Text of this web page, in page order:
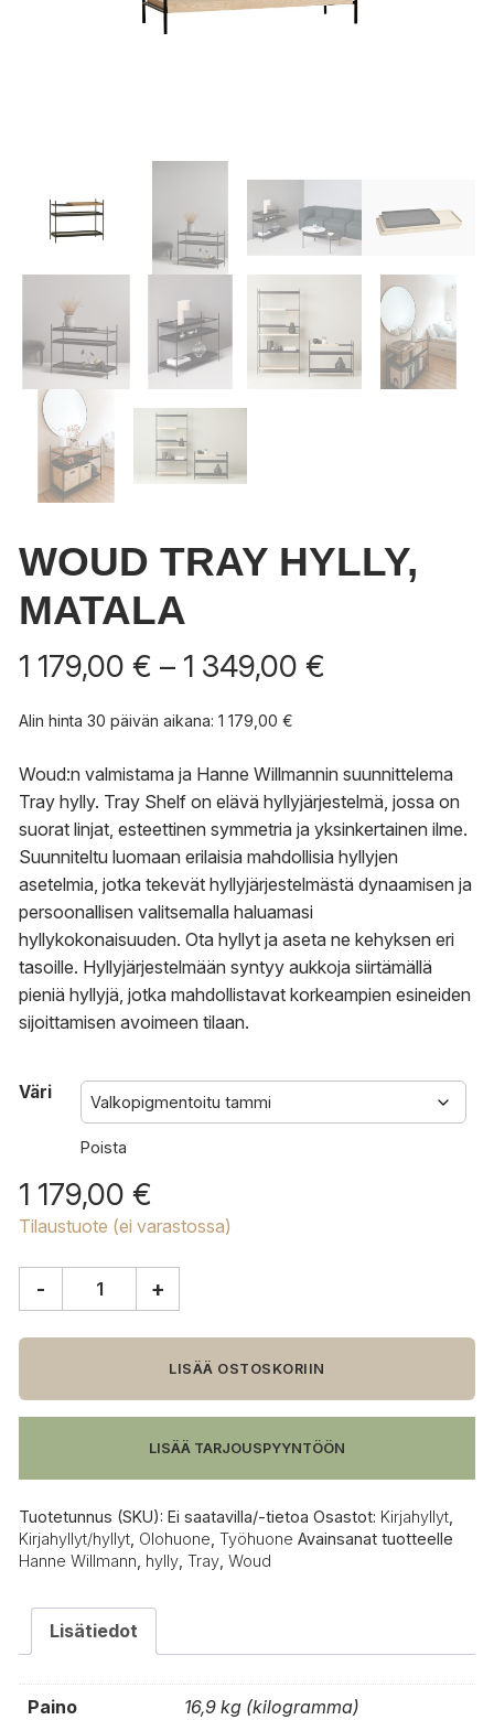
WOUD TRAY HYLLY,
MATALA
1 179,00 € – 1 349,00 €
1
349,00 €
Alin hinta 30 päivän aikana: 1 179,00 €
Woud:n valmistama ja Hanne Willmannin suunnittelema
Tray hylly. Tray Shelf on elävä hyllyjärjestelmä, jossa on
suorat linjat, esteettinen symmetria ja yksinkertainen ilme.
Suunniteltu luomaan erilaisia mahdollisia hyllyjen
asetelmia, jotka tekevät hyllyjärjestelmästä dynaamisen ja
persoonallisen valitsemalla haluamasi
hyllykokonaisuuden. Ota hyllyt ja aseta ne kehyksen eri
tasoille. Hyllyjärjestelmään syntyy aukkoja siirtämällä
pieniä hyllyjä, jotka mahdollistavat korkeampien esineiden
sijoittamisen avoimeen tilaan.
Väri
Poista
1 179,00 €
Tilaustuote (ei varastossa)
hylly,
määrä
- +
LISÄÄ OSTOSKORIIN
LISÄÄ TARJOUSPYYNTÖÖN
Tuotetunnus (SKU): Ei saatavilla/-tietoa Osastot: Kirjahyllyt
Kirjahyllyt/hyllyt Olohuone Työhuone Avainsanat tuotteelle
Hanne Willmann hylly Tray Woud
Lisätiedot
Paino 16,9 kg (kilogramma)